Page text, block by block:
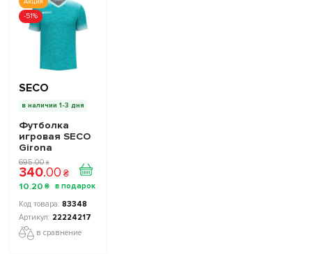
-51%
SECO
в наличии 1-3 дня
Футболка
игровая SECO
Girona
22224217 цвет:
бирюзовый
695.00 ₴
340.00 ₴
10.20 ₴
83348
22224217
в сравнение